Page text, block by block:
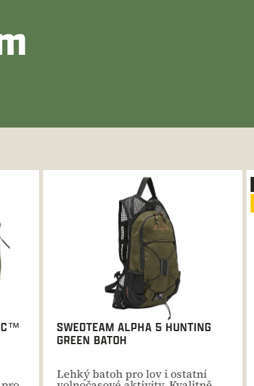
SWEDTEAM ALPHA 5 HUNTING
GREEN BATOH
Lehký batoh pro lov i ostatní